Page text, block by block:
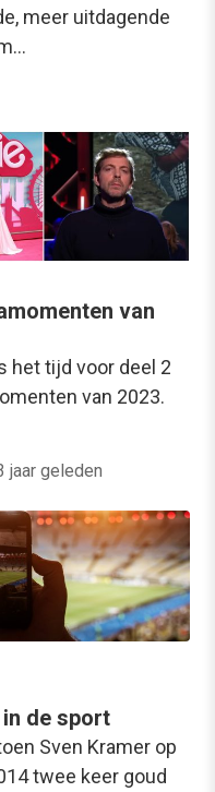
meer uitdagende
van
het tijd voor deel 2
van 2023.
jaar geleden
de sport
Sven Kramer op
twee keer goud